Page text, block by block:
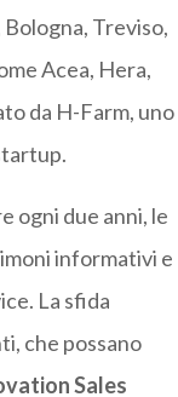
Treviso,
Acea, Hera,
da H-Farm, uno
ogni due anni, le
informativi e
La sfida
che possano
Sales